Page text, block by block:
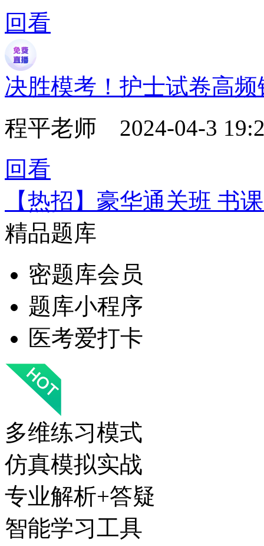
回看
决胜模考！护士试卷高
程平老师 2024-04-3
回看
【热招】豪华通关班 书
精品题库
密题库会员
题库小程序
医考爱打卡
多维练习模式
仿真模拟实战
专业解析+答疑
智能学习工具